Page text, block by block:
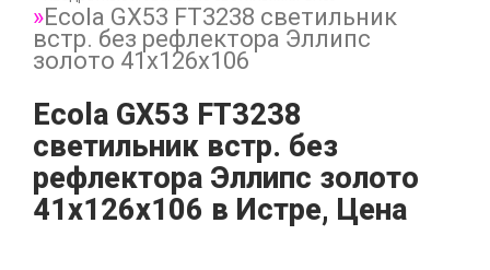
Ecola GX53 FT3238 светильник
встр. без рефлектора Эллипс
золото 41x126x106
Ecola GX53 FT3238
светильник встр. без
рефлектора Эллипс золото
41x126x106 в Истре, Цена